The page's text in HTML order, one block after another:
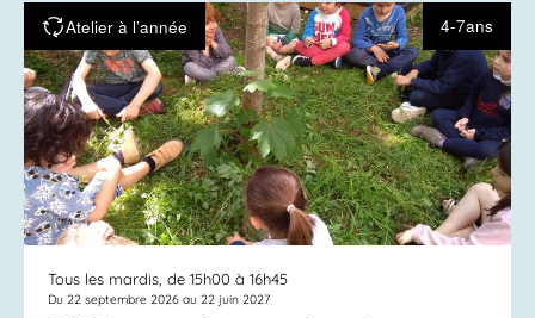
Atelier à l’année 4-7ans
Tous les mardis, de 15h00 à 16h45
Du 22 septembre 2026 au 22 juin 2027